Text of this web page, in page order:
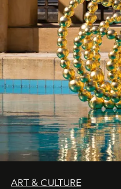
ART & CULTURE